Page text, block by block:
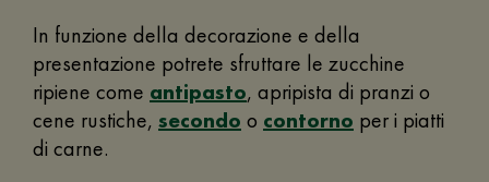
In funzione della decorazione e della
presentazione potrete sfruttare le zucchine
ripiene come antipasto, apripista di pranzi o
cene rustiche, secondo o contorno per i piatti
di carne.